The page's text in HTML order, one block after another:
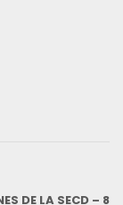
DE LA SECD – 8